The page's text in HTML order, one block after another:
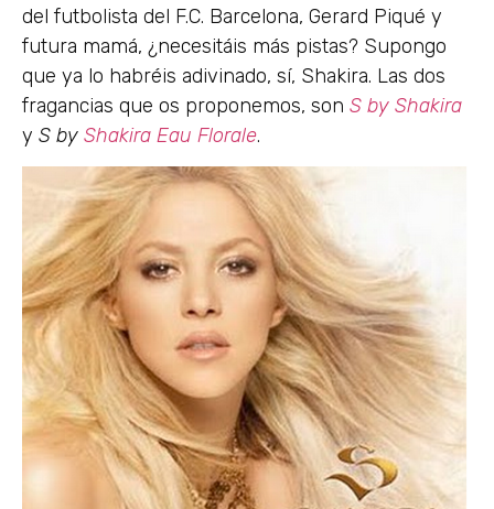
del futbolista del F.C. Barcelona, Gerard Piqué y
futura mamá, ¿necesitáis más pistas? Supongo
que ya lo habréis adivinado, sí, Shakira. Las dos
fragancias que os proponemos, son S by Shakira
y S by Shakira Eau Florale.